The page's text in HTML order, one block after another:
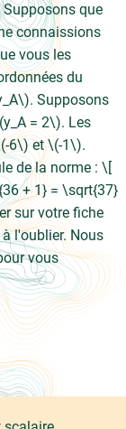
que
connaissions
vous les
du
Supposons
= 2\). Les
6\) et \(-1\).
de la norme : \[
+ 1} = \sqrt{37}
sur votre fiche
l'oublier. Nous
vous